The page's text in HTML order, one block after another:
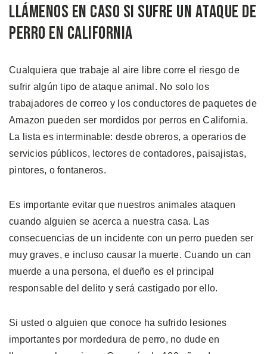
Llámenos en Caso si Sufre un Ataque de
Perro en California
Cualquiera que trabaje al aire libre corre el riesgo de
sufrir algún tipo de ataque animal. No solo los
trabajadores de correo y los conductores de paquetes de
Amazon pueden ser mordidos por perros en California.
La lista es interminable: desde obreros, a operarios de
servicios públicos, lectores de contadores, paisajistas,
pintores, o fontaneros.
Es importante evitar que nuestros animales ataquen
cuando alguien se acerca a nuestra casa. Las
consecuencias de un incidente con un perro pueden ser
muy graves, e incluso causar la muerte. Cuando un can
muerde a una persona, el dueño es el principal
responsable del delito y será castigado por ello.
Si usted o alguien que conoce ha sufrido lesiones
importantes por mordedura de perro, no dude en